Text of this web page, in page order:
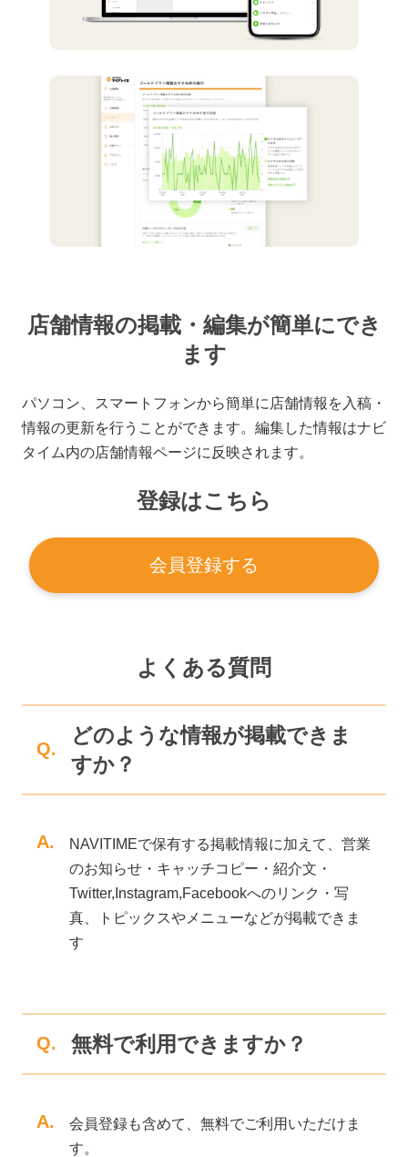
店舗情報の掲載・編集が簡単にでき
ます
パソコン、スマートフォンから簡単に店舗情報を入稿・
情報の更新を行うことができます。編集した情報はナビ
タイム内の店舗情報ページに反映されます。
登録はこちら
会員登録する
よくある質問
Q.
どのような情報が掲載できま
すか？
A.
NAVITIMEで保有する掲載情報に加えて、営業
のお知らせ・キャッチコピー・紹介文・
Twitter,Instagram,Facebookへのリンク・写
真、トピックスやメニューなどが掲載できま
す
Q. 無料で利用できますか？
A.
会員登録も含めて、無料でご利用いただけま
す。